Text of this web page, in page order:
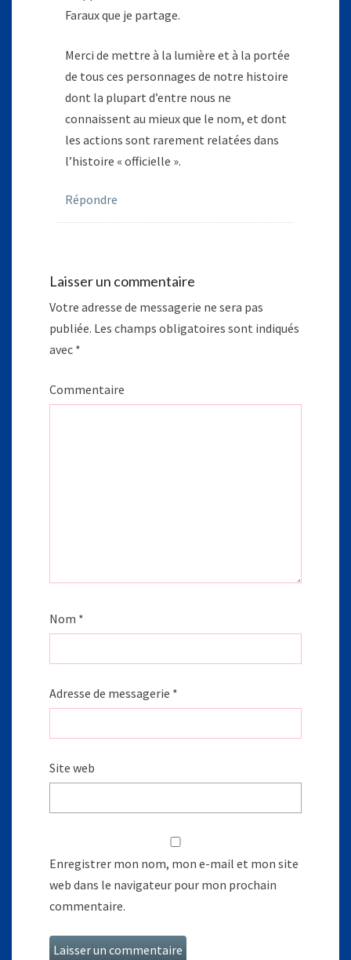
Faraux que je partage.
Merci de mettre à la lumière et à la portée
de tous ces personnages de notre histoire
dont la plupart d’entre nous ne
connaissent au mieux que le nom, et dont
les actions sont rarement relatées dans
l’histoire « officielle ».
Répondre
Laisser un commentaire
Votre adresse de messagerie ne sera pas
publiée. Les champs obligatoires sont indiqués
avec *
Commentaire
Nom *
Adresse de messagerie *
Site web
Enregistrer mon nom, mon e-mail et mon site
web dans le navigateur pour mon prochain
commentaire.